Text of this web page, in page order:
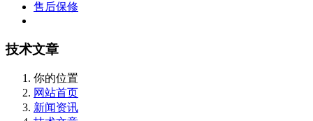
售后保修
技术文章
你的位置
网站首页
新闻资讯